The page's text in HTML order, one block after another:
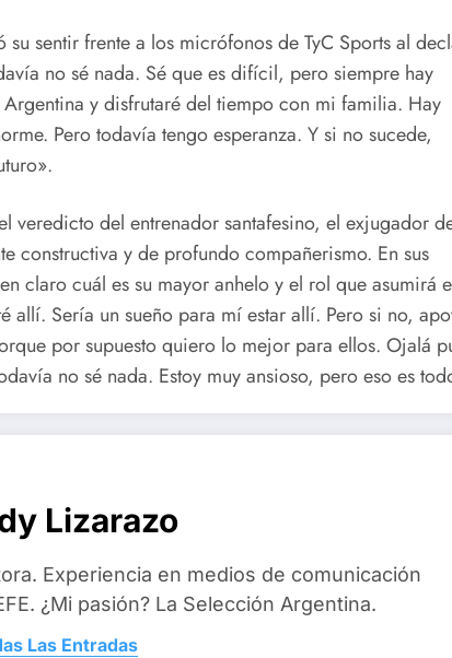
sentir frente a los micrófonos de TyC Sports al
no sé nada. Sé que es difícil, pero siempre hay
y disfrutaré del tiempo con mi familia. Hay
Pero todavía tengo esperanza. Y si no sucede,
veredicto del entrenador santafesino, el exjugador
constructiva y de profundo compañerismo. En sus
claro cuál es su mayor anhelo y el rol que asumirá
allí. Sería un sueño para mí estar allí. Pero si no,
por supuesto quiero lo mejor para ellos. Ojalá
no sé nada. Estoy muy ansioso, pero eso es
Lizarazo
Experiencia en medios de comunicación
¿Mi pasión? La Selección Argentina.
Las Entradas